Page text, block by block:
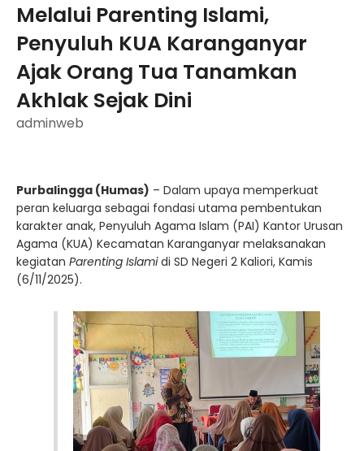
Melalui Parenting Islami,
Penyuluh KUA Karanganyar
Ajak Orang Tua Tanamkan
Akhlak Sejak Dini
adminweb
Purbalingga (Humas) – Dalam upaya memperkuat
peran keluarga sebagai fondasi utama pembentukan
karakter anak, Penyuluh Agama Islam (PAI) Kantor Urusan
Agama (KUA) Kecamatan Karanganyar melaksanakan
kegiatan Parenting Islamidi SD Negeri 2 Kaliori, Kamis
(6/11/2025).